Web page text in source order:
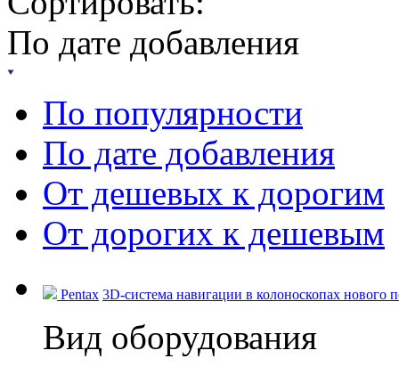
По дате добавления
По популярности
По дате добавления
От дешевых к дорогим
От дорогих к дешевым
Pentax 3D-система навигации в колоноскопах нового
Вид оборудования